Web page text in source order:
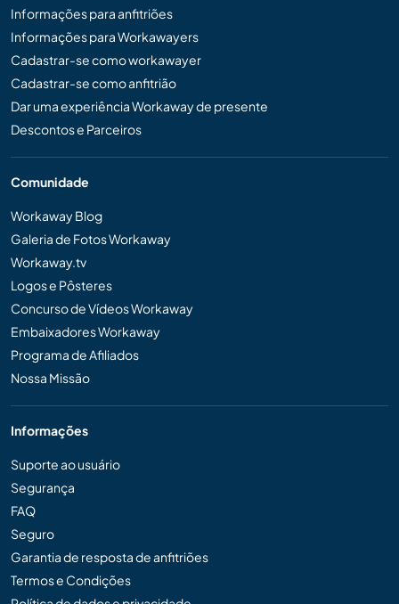
Informações para anfitriões
Informações para Workawayers
Cadastrar-se como workawayer
Cadastrar-se como anfitrião
Dar uma experiência Workaway de presente
Descontos e Parceiros
Comunidade
Workaway Blog
Galeria de Fotos Workaway
Workaway.tv
Logos e Pôsteres
Concurso de Vídeos Workaway
Embaixadores Workaway
Programa de Afiliados
Nossa Missão
Informações
Suporte ao usuário
Segurança
FAQ
Seguro
Garantia de resposta de anfitriões
Termos e Condições